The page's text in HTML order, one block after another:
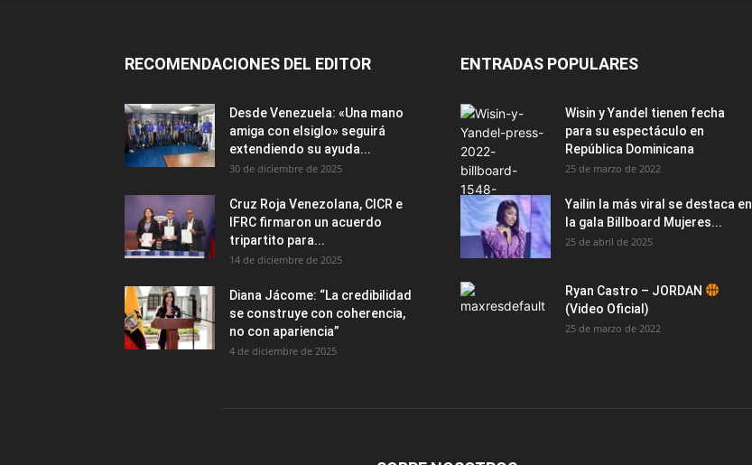
RECOMENDACIONES DEL EDITOR
Desde Venezuela: «Una mano
amiga con elsiglo» seguirá
extendiendo su ayuda...
30 de diciembre de 2025
Cruz Roja Venezolana, CICR e
IFRC firmaron un acuerdo
tripartito para...
14 de diciembre de 2025
Diana Jácome: “La credibilidad
se construye con coherencia,
no con apariencia”
4 de diciembre de 2025
ENTRADAS POPULARES
Wisin y Yandel tienen fecha
para su espectáculo en
República Dominicana
25 de marzo de 2022
Yailin la más viral se destaca en
la gala Billboard Mujeres...
25 de abril de 2025
Ryan Castro – JORDAN
(Video Oficial)
25 de marzo de 2022